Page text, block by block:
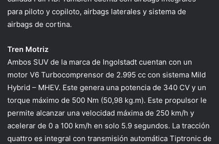
para piloto y copiloto, airbags laterales y sistema de
airbags de cortina.
Tren Motriz
Ambos SUV de la marca de Ingolstadt cuentan con un
motor V6 Turbocomprensor de 2.995 cc con sistema Mild
Hybrid – MHEV. Este genera una potencia de 340 CV y un
torque máximo de 500 Nm (50,98 kg.m). Este propulsor le
permite alcanzar una velocidad máxima de 250 km/h y
acelerar de 0 a 100 km/h en solo 5.9 segundos. La tracción
quattro es integral con transmisión automática Tiptronic de